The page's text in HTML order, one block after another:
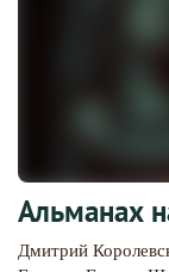
Альманах
Дмитрий